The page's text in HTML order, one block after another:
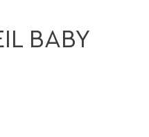
BABY